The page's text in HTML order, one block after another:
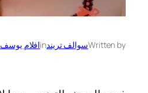
Written byسوالف تريندinافلام